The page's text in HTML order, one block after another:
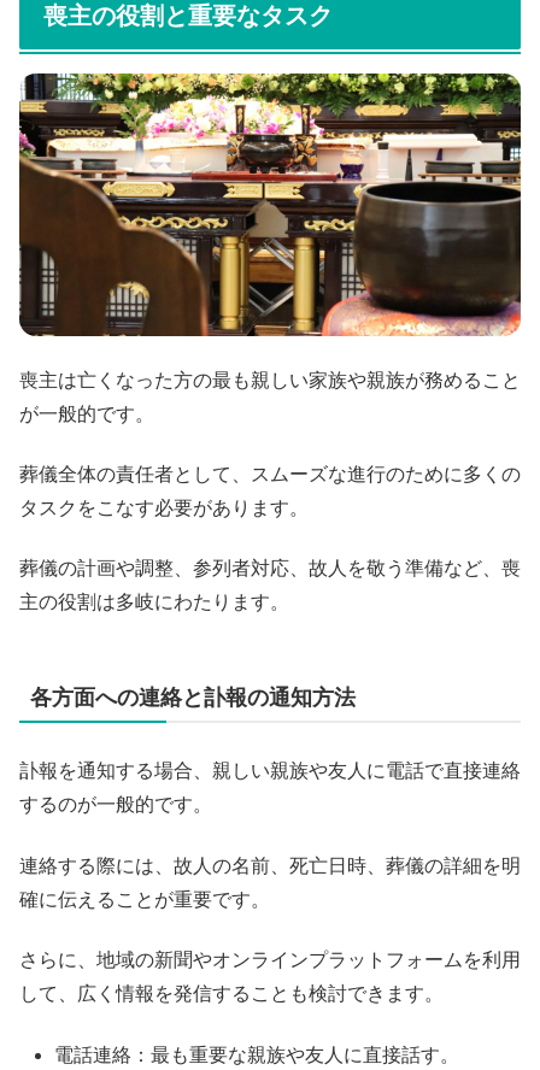
喪主の役割と重要なタスク
喪主は亡くなった方の最も親しい家族や親族が務めること
が一般的です。
葬儀全体の責任者として、スムーズな進行のために多くの
タスクをこなす必要があります。
葬儀の計画や調整、参列者対応、故人を敬う準備など、喪
主の役割は多岐にわたります。
各方面への連絡と訃報の通知方法
訃報を通知する場合、親しい親族や友人に電話で直接連絡
するのが一般的です。
連絡する際には、故人の名前、死亡日時、葬儀の詳細を明
確に伝えることが重要です。
さらに、地域の新聞やオンラインプラットフォームを利用
して、広く情報を発信することも検討できます。
電話連絡：最も重要な親族や友人に直接話す。